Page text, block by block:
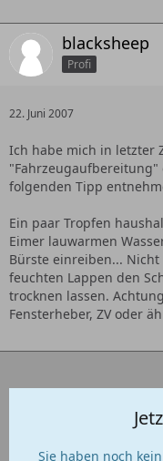
blacksheep
Profi
22. Juni 2007
Ich habe mich in letzter
folgenden Tipp
Ein paar Tropfen
Eimer lauwarmen
Bürste einreiben...
feuchten Lappen den
trocknen lassen.
Fensterheber, ZV oder
Sie haben noch